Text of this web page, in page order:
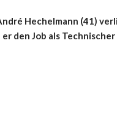
Hechelmann (41)
den Job als